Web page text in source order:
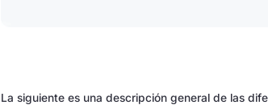
La siguiente es una descripción general de las